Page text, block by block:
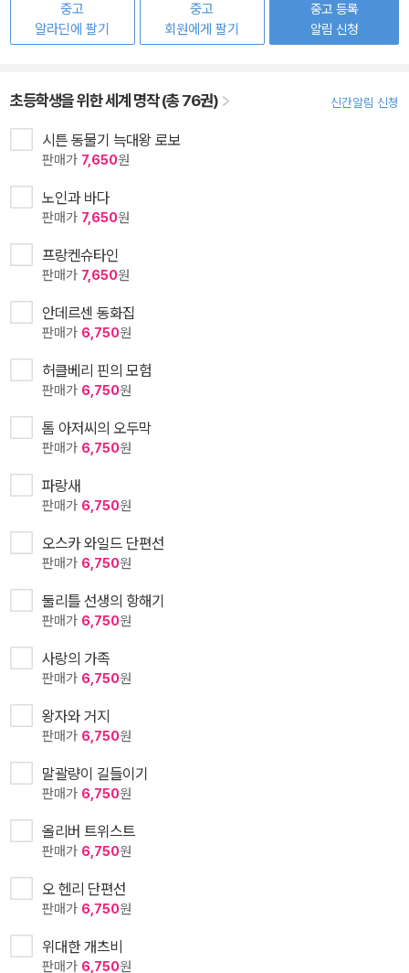
중고
알라딘에 팔기
중고
회원에게 팔기
중고 등록
알림 신청
초등학생을 위한 세계 명작 (총 76권) 신간알림 신청
시튼 동물기 늑대왕 로보
판매가 7,650원
노인과 바다
판매가 7,650원
프랑켄슈타인
판매가 7,650원
안데르센 동화집
판매가 6,750원
허클베리 핀의 모험
판매가 6,750원
톰 아저씨의 오두막
판매가 6,750원
파랑새
판매가 6,750원
오스카 와일드 단편선
판매가 6,750원
둘리틀 선생의 항해기
판매가 6,750원
사랑의 가족
판매가 6,750원
왕자와 거지
판매가 6,750원
말괄량이 길들이기
판매가 6,750원
올리버 트위스트
판매가 6,750원
오 헨리 단편선
판매가 6,750원
위대한 개츠비
판매가 6,750원